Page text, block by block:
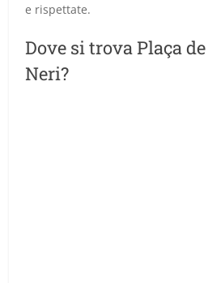
e rispettate.
Dove si trova Plaça
Neri?